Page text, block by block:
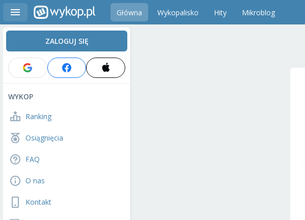
Główna Wykopalisko Hity Mikroblog
ZALOGUJ SIĘ
WYKOP
Ranking
Osiągnięcia
FAQ
O nas
Kontakt